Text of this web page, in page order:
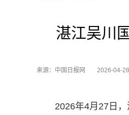
湛江吴川
来源：中国日报网 2026-04-
2026年4月27日